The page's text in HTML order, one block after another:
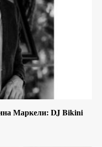
Маркели: DJ Bikini